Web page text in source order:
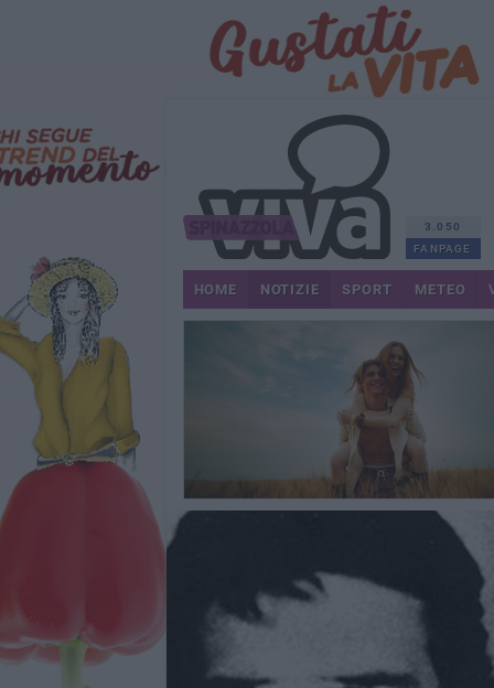
3.050
FANPAGE
HOME NOTIZIE SPORT METEO